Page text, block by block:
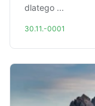
dlatego ...
30.11.-0001